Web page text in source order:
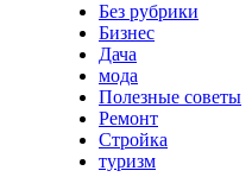
Без рубрики
Бизнес
Дача
мода
Полезные советы
Ремонт
Стройка
туризм